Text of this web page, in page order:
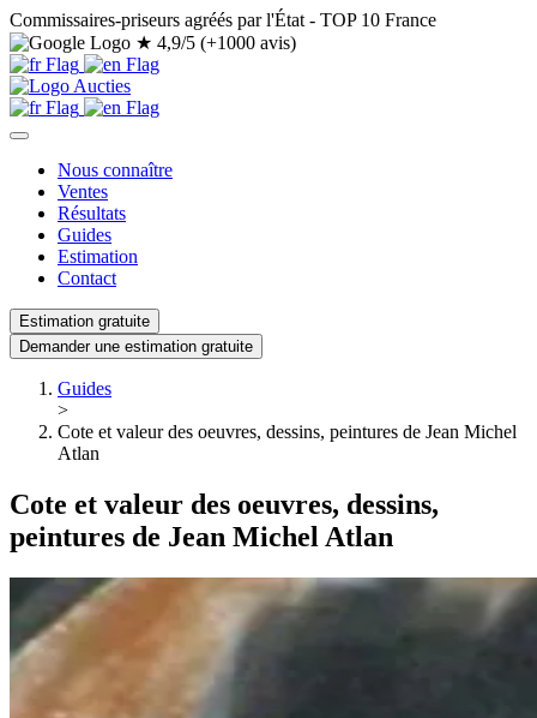
Commissaires-priseurs agréés par l'État - TOP 10 France
★ 4,9/5 (+1000 avis)
Nous connaître
Ventes
Résultats
Guides
Estimation
Contact
Estimation gratuite
Demander une estimation gratuite
Guides
>
Cote et valeur des oeuvres, dessins, peintures de Jean Michel
Atlan
Cote et valeur des oeuvres, dessins,
peintures de Jean Michel Atlan